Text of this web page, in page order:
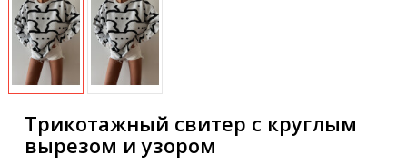
Трикотажный свитер с круглым
вырезом и узором